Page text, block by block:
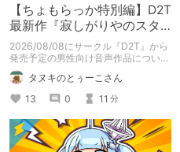
【ちょもらっか特別編】D2T
最新作『寂しがりやのスタ
ーダストと触れあって』制
作陣にインタビュー！🎤
2026/08/08にサークル『D2T』から
発売予定の男性向け音声作品について
逆神ラニさんと不束こけしさんにお話
聞いちゃいました！夏コミに関する告
知もあります！
タヌキのとぅーこさん
13
0 11 分